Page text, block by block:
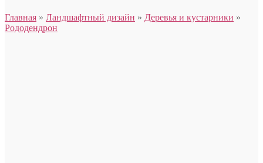
Главная » Ландшафтный дизайн » Деревья и кустарники »
Рододендрон